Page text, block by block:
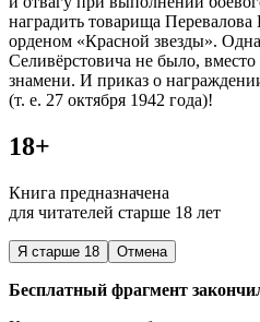
наградить товарища
орденом «Красной звезды».
Селивёрстовича не было,
знамени. И приказ о
(т. е. 27 октября 1942 года)!
18+
Книга предназначена
для читателей старше 18 лет
Я старше 18 Отмена
Бесплатный фрагмент